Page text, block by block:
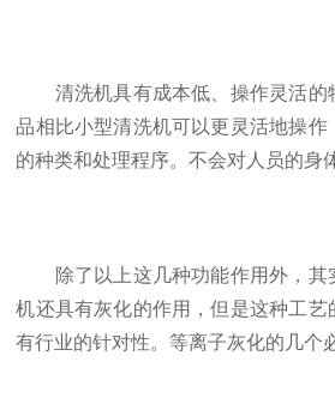
清洗机具有成本低、操作灵活的
品相比小型清洗机可以更灵活地操
的种类和处理程序。不会对人员的身
除了以上这几种功能作用外，其
机还具有灰化的作用，但是这种工
有行业的针对性。等离子灰化的几个